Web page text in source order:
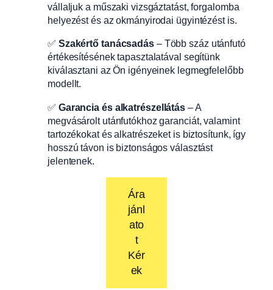
vállaljuk a műszaki vizsgáztatást, forgalomba
helyezést és az okmányirodai ügyintézést is.
✅ Szakértő tanácsadás– Több száz utánfutó
értékesítésének tapasztalatával segítünk
kiválasztani az Ön igényeinek legmegfelelőbb
modellt.
✅ Garancia és alkatrészellátás – A
megvásárolt utánfutókhoz garanciát, valamint
tartozékokat és alkatrészeket is biztosítunk, így
hosszú távon is biztonságos választást
jelentenek.
Ára
jánl
ato
t
Kér
ek